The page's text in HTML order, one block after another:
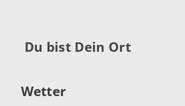
Du bist Dein Ort
Wetter